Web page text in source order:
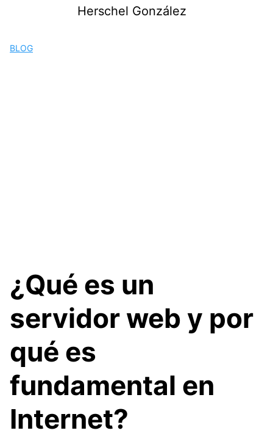
Herschel González
BLOG
¿Qué es un
servidor web y por
qué es
fundamental en
Internet?